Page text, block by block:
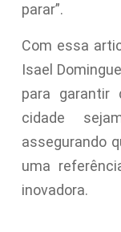
parar”.
Com essa
Isael
para garantir
cidade
assegurando
uma
inovadora.